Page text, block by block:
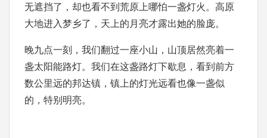
无遮挡了，却也看不到荒原上哪怕一盏灯火。高原
大地进入梦乡了，天上的月亮才露出她的脸庞。
晚九点一刻，我们翻过一座小山，山顶居然亮着一
盏太阳能路灯。我们在这盏路灯下歇息，看到前方
数公里远的邦达镇，镇上的灯光远看也像一盏似
的，特别明亮。